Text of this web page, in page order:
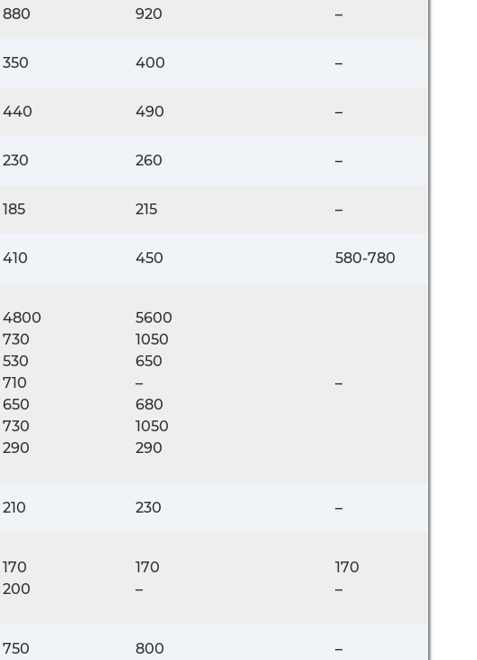
880 920 –
350 400 –
440 490 –
230 260 –
185 215 –
410 450 580-780
4800
730
530
710
650
730
290
5600
1050
650
–
680
1050
290
–
210 230 –
170
200
170
–
170
–
750 800 –